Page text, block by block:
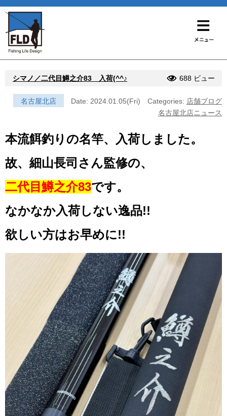
シマノ／二代目鱒之介83 入荷(^^♪ 688 ビュー
名古屋北店 Date: 2024.01.05(Fri) Categories: 店舗ブログ
名古屋北店ニュース
本流餌釣りの名竿、入荷しました。
故、細山長司さん監修の、
二代目鱒之介83です。
なかなか入荷しない逸品!!
欲しい方はお早めに!!